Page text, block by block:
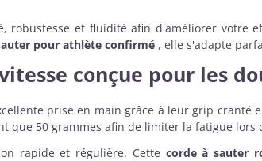
robustesse et fluidité afin d'améliorer votre
pour athlète confirmé , elle s'adapte
conçue pour les
prise en main grâce à leur grip cranté
que 50 grammes afin de limiter la fatigue lors
rapide et régulière. Cette corde à sauter